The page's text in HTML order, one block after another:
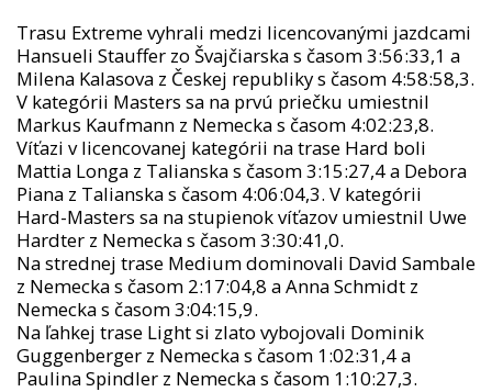
Trasu Extreme vyhrali medzi licencovanými jazdcami
Hansueli Stauffer zo Švajčiarska s časom 3:56:33,1 a
Milena Kalasova z Českej republiky s časom 4:58:58,3.
V kategórii Masters sa na prvú priečku umiestnil
Markus Kaufmann z Nemecka s časom 4:02:23,8.
Víťazi v licencovanej kategórii na trase Hard boli
Mattia Longa z Talianska s časom 3:15:27,4 a Debora
Piana z Talianska s časom 4:06:04,3. V kategórii
Hard-Masters sa na stupienok víťazov umiestnil Uwe
Hardter z Nemecka s časom 3:30:41,0.
Na strednej trase Medium dominovali David Sambale
z Nemecka s časom 2:17:04,8 a Anna Schmidt z
Nemecka s časom 3:04:15,9.
Na ľahkej trase Light si zlato vybojovali Dominik
Guggenberger z Nemecka s časom 1:02:31,4 a
Paulina Spindler z Nemecka s časom 1:10:27,3.